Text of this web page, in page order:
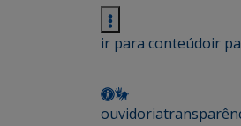
ir para conteúdoir
ouvidoria